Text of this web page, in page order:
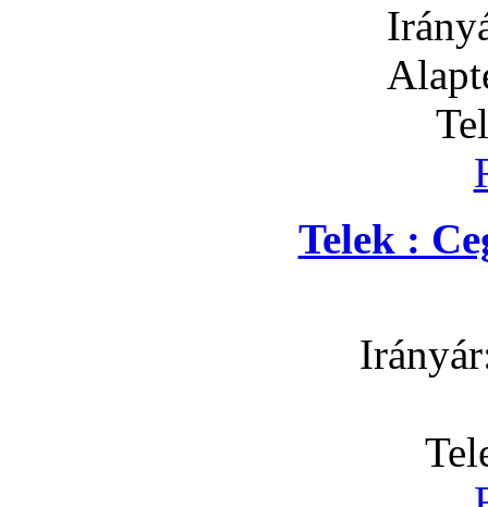
Telek :